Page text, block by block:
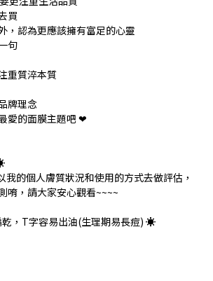
買
，認為更應該擁有富足的心靈
句
重質淬本質
牌理念
愛的面膜主題吧 ❤
的個人膚質狀況和使用的方式去做評估，
唷，請大家安心觀看~~~~
，T字容易出油(生理期易長痘) ☀